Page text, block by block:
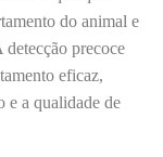
do animal e
precoce
eficaz,
e a qualidade de